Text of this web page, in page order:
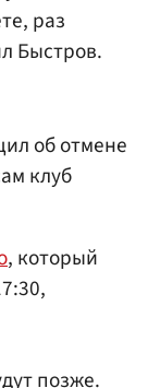
раз
Быстров.
об отмене
клуб
, который
позже.